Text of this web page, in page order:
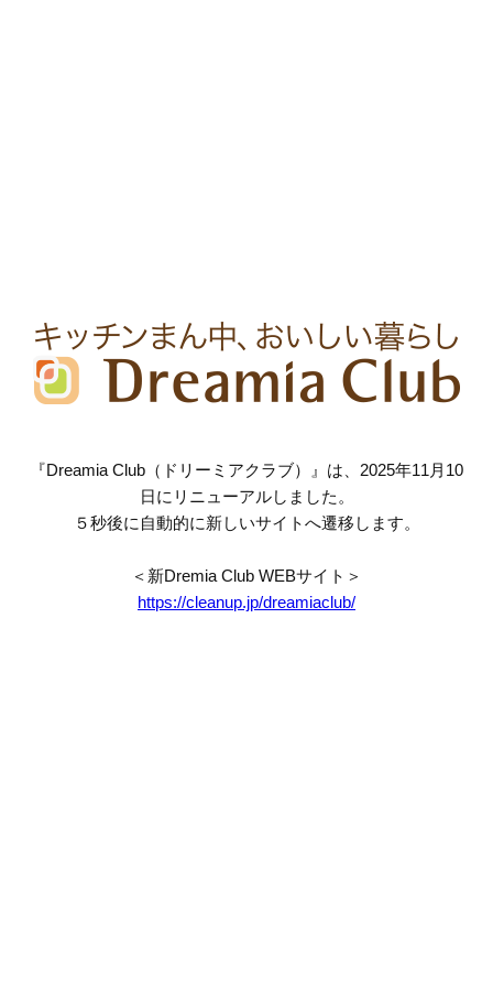
『Dreamia Club（ドリーミアクラブ）』は、2025年11月10
日にリニューアルしました。
５秒後に自動的に新しいサイトへ遷移します。
＜新Dremia Club WEBサイト＞
https://cleanup.jp/dreamiaclub/